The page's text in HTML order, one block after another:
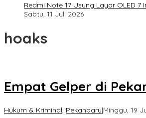
Redmi Note 17 Usung Layar OLED
Sabtu, 11 Juli 2026
hoaks
Empat Gelper di
Hukum & Kriminal, Pekanbaru|Minggu, 19